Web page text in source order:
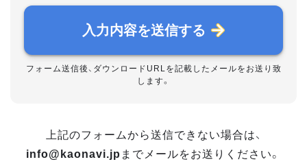
入力内容を送信する
フォーム送信後、ダウンロードURLを記載したメールをお送り致
します。
上記のフォームから送信できない場合は、
info@kaonavi.jp までメールをお送りください。